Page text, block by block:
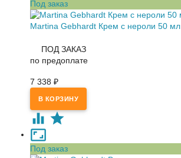
Под заказ
Martina Gebhardt Крем с нероли 50 мл
ПОД ЗАКАЗ
по предоплате
7 338 ₽
Под заказ